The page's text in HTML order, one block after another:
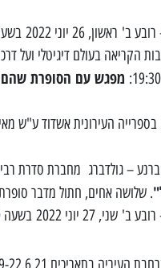
בשעה 18:30, מחיר 20 ₪.
הקריאה בעולם דיגיטלי ועל
מפגש עם הסופרת
– גולדברג מחברת סדרת
. שלושה אחים, חתול מדבר
17:00, מחיר 20 ₪.